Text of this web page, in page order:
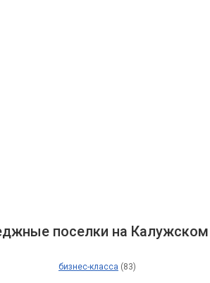
поселки на
бизнес-класса (83)